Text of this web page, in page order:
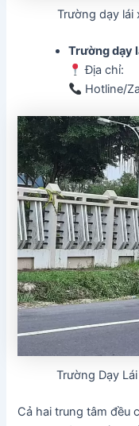
Trường dạy lái
Trường dạy
Địa chỉ:
Hotline/
Trường Dạy
Cả hai trung tâm đều